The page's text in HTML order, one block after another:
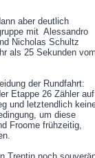
aber deutlich
mit Alessandro
Nicholas Schultz
als 25 Sekunden
der Rundfahrt:
Etappe 26 Zähler auf
und letztendlich
um diese
Froome frühzeitig,